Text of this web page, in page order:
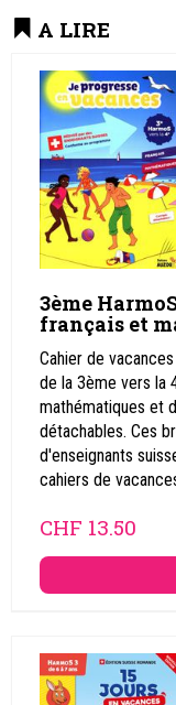
A LIRE
3ème
français et
Cahier de
de la 3ème vers la
mathématiques et
détachables. Ces
d'enseignants
cahiers de
CHF 13.50